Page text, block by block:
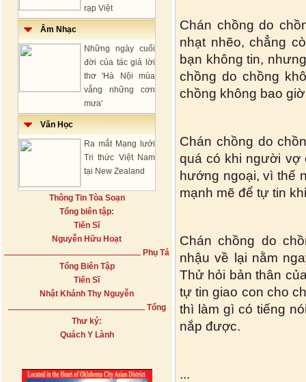
rạp Việt
Âm Nhạc
Những ngày cuối
đời của tác giả lời
thơ 'Hà Nội mùa
vắng những cơn
mưa'
Văn Học
Ra mắt Mạng lưới
Tri thức Việt Nam
tại New Zealand
Thông Tin Tòa Soạn
Tổng biên tập:
Tiến Sĩ
Nguyễn Hữu Hoạt
Phụ Tá
Tổng Biên Tập
Tiến Sĩ
Nhật Khánh Thy Nguyễn
Tổng
Thư ký:
Quách Y Lành
Chán chồng do
nhạt nhẽo, chẳng
bạn không tin,
chồng do chồng
chồng không bao
Chán chồng do
quá có khi người vợ
hướng ngoại, vì thế
mạnh mẽ để tự tin
Chán chồng do
nhậu về lại nằm
Thử hỏi bản thân
tự tin giao con cho
thì làm gì có tiếng
nắp được.
...